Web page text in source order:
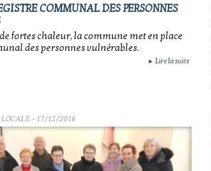
COMMUNAL DES PERSONNES
fortes chaleur, la commune met en place
des personnes vulnérables.
► Lire la suite
- 17/12/2016